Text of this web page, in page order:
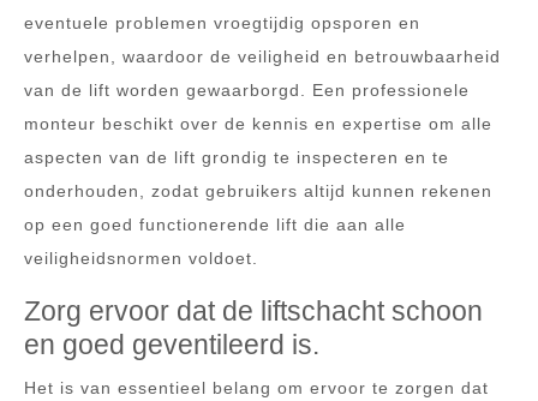
eventuele problemen vroegtijdig opsporen en
verhelpen, waardoor de veiligheid en betrouwbaarheid
van de lift worden gewaarborgd. Een professionele
monteur beschikt over de kennis en expertise om alle
aspecten van de lift grondig te inspecteren en te
onderhouden, zodat gebruikers altijd kunnen rekenen
op een goed functionerende lift die aan alle
veiligheidsnormen voldoet.
Zorg ervoor dat de liftschacht schoon
en goed geventileerd is.
Het is van essentieel belang om ervoor te zorgen dat